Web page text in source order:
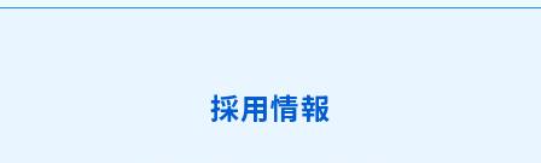
採用情報